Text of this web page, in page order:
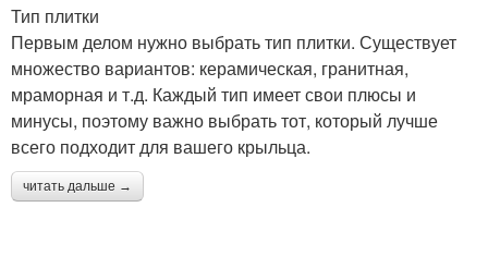
Тип плитки
Первым делом нужно выбрать тип плитки. Существует
множество вариантов: керамическая, гранитная,
мраморная и т.д. Каждый тип имеет свои плюсы и
минусы, поэтому важно выбрать тот, который лучше
всего подходит для вашего крыльца.
читать дальше →